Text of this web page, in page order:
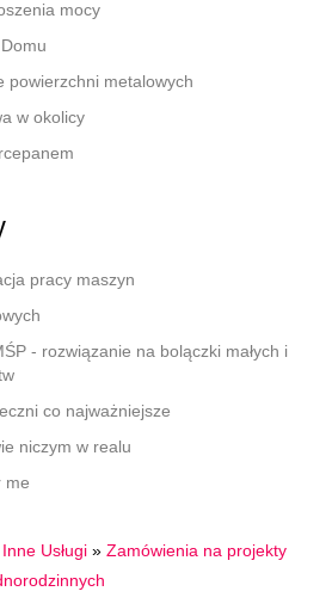
mocy
powierzchni metalowych
w okolicy
pracy maszyn
- rozwiązanie na bolączki małych i
co najważniejsze
niczym w realu
me
Inne Usługi » Zamówienia na projekty